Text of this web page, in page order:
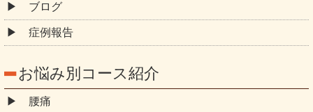
ブログ
症例報告
お悩み別コース紹介
腰痛